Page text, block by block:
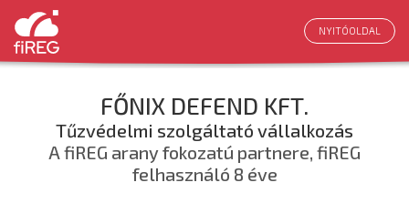
NYITÓOLDAL
FŐNIX DEFEND KFT.
Tűzvédelmi szolgáltató vállalkozás
A fiREG arany fokozatú partnere, fiREG
felhasználó 8 éve